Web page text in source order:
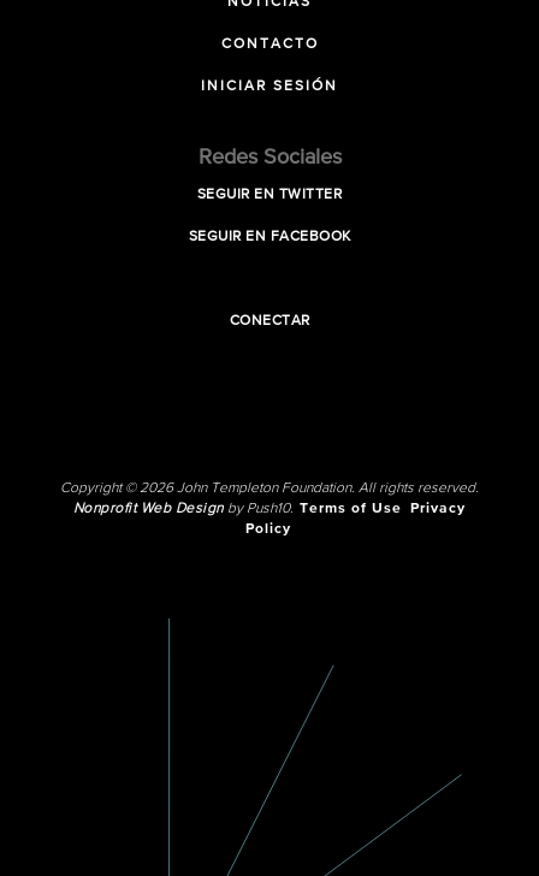
CONTACTO
INICIAR SESIÓN
Redes Sociales
SEGUIR EN TWITTER
SEGUIR EN FACEBOOK
CONECTAR
Copyright © 2026 John Templeton Foundation. All rights reserved.
Nonprofit Web Designby Push10. Terms of Use
Privacy
Policy